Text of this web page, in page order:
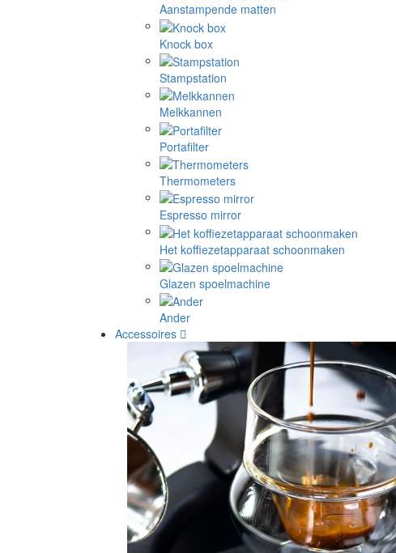
Aanstampende matten
Knock box
Stampstation
Melkkannen
Portafilter
Thermometers
Espresso mirror
Het koffiezetapparaat schoonmaken
Glazen spoelmachine
Ander
Accessoires